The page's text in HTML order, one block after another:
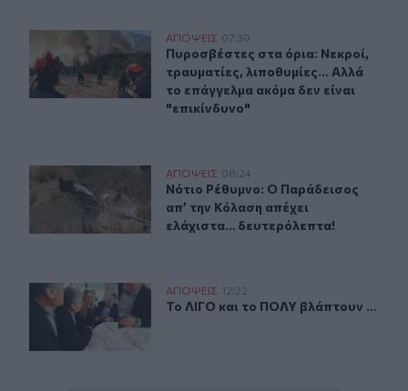
Πυροσβέστες στα όρια: Νεκροί, τραυματίες,
ΑΠΟΨΕΙΣ 07:30
Πυροσβέστες στα όρια: Νεκροί,
Πυροσβέστες στα όρια: Νεκροί,
τραυματίες, λιποθυμίες... Αλλά
το επάγγελμα ακόμα δεν είναι
"επικίνδυνο"
Νότιο Ρέθυμνο: Ο Παράδεισος απ’ την Κόλαση απέχει
ΑΠΟΨΕΙΣ 08:24
Νότιο Ρέθυμνο: Ο Παράδεισος απ’
Νότιο Ρέθυμνο: Ο Παράδεισος
απ’ την Κόλαση απέχει
ελάχιστα… δευτερόλεπτα!
Το ΛΙΓΟ και το ΠΟΛΥ βλάπτουν …
ΑΠΟΨΕΙΣ 12:22
Το ΛΙΓΟ και το ΠΟΛΥ βλάπτουν …
Το ΛΙΓΟ και το ΠΟΛΥ βλάπτουν …